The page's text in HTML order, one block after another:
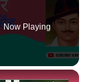
Now Playing
×